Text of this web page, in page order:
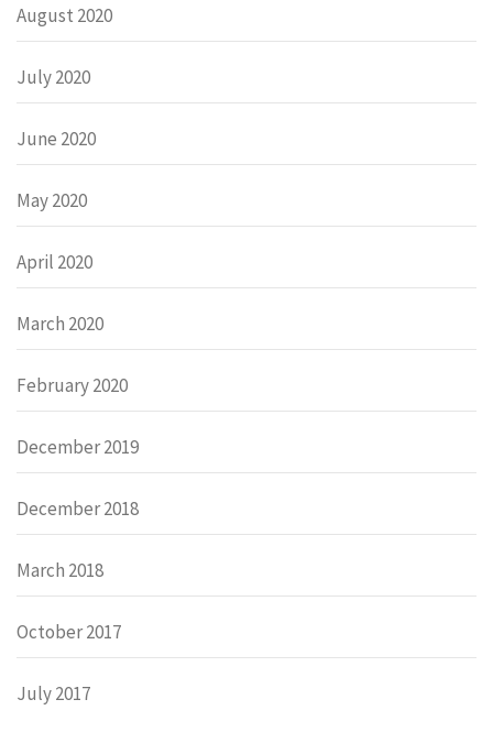
August 2020
July 2020
June 2020
May 2020
April 2020
March 2020
February 2020
December 2019
December 2018
March 2018
October 2017
July 2017